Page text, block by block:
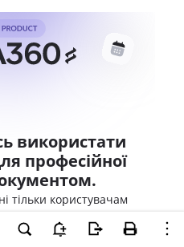
використати
професійної
тільки користувачам
та отримайте
роботи прямо зараз.